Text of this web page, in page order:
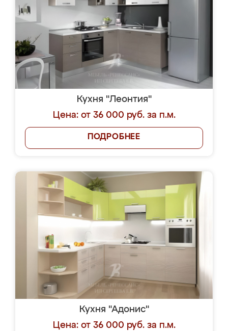
Кухня "Леонтия"
Цена: от 36 000 руб. за п.м.
ПОДРОБНЕЕ
Кухня "Адонис"
Цена: от 36 000 руб. за п.м.